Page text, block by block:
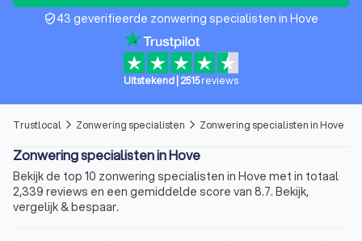
verified_user43 geverifieerde zonwering specialisten in Hove
Uitstekend 2515reviews
Trustlocal arrow_forward_ios Zonwering specialisten arrow_forward_ios Zonwering specialisten in Hove
Zonwering specialisten in Hove
Bekijk de top 10 zonwering specialisten in Hove met in totaal
2,339 reviews en een gemiddelde score van 8.7. Bekijk,
vergelijk & bespaar.